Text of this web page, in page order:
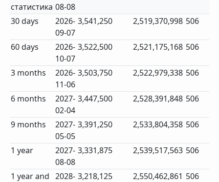
статистика 08-08
30 days
2026-
09-07
3,541,250 2,519,370,998 506
60 days
2026-
10-07
3,522,500 2,521,175,168 506
3 months
2026-
11-06
3,503,750 2,522,979,338 506
6 months
2027-
02-04
3,447,500 2,528,391,848 506
9 months
2027-
05-05
3,391,250 2,533,804,358 506
1 year
2027-
08-08
3,331,875 2,539,517,563 506
1 year and
2028- 3,218,125 2,550,462,861 506